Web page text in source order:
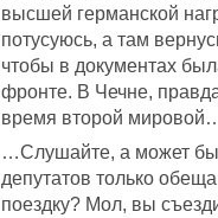
высшей германской
потусуюсь, а там
чтобы в документах
фронте. В Чечне,
время второй
…Слушайте, а может
депутатов только
поездку? Мол, вы